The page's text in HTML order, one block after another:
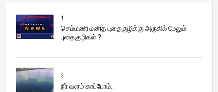
1
செம்மணி மனித புதைகுழிக்கு அருகில் மேலும்
புதைகுழிகள் ?
2
நீர் வளம் காப்போம்..